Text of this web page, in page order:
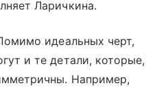
Ларичкина.
идеальных черт,
и те детали, которые,
Например,